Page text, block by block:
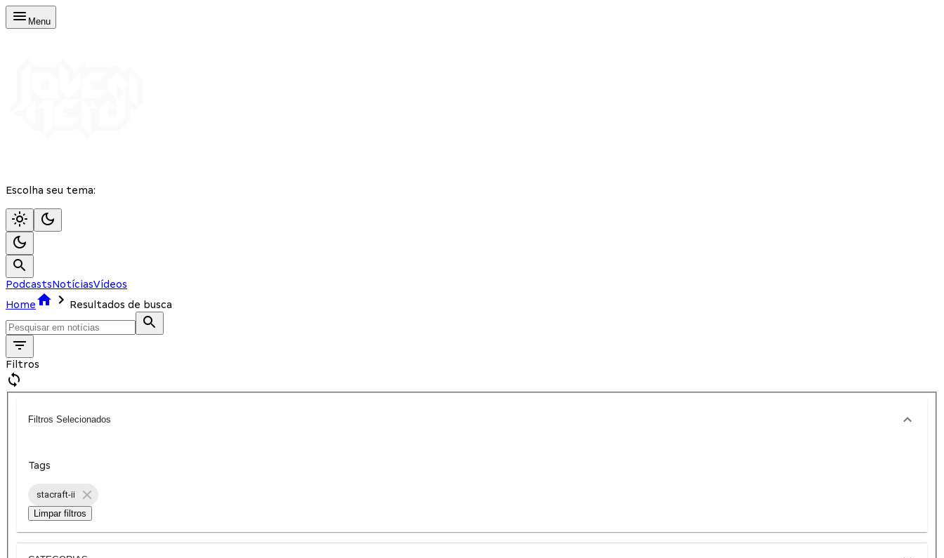
Menu
Escolha seu tema:
PodcastsNotíciasVídeos
Home
Resultados de busca
Filtros
Filtros Selecionados
Tags
stacraft-ii
Limpar filtros